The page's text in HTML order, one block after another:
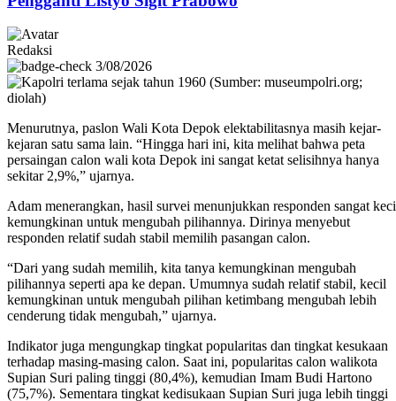
Redaksi
3/08/2026
Menurutnya, paslon Wali Kota Depok elektabilitasnya masih kejar-
kejaran satu sama lain. “Hingga hari ini, kita melihat bahwa peta
persaingan calon wali kota Depok ini sangat ketat selisihnya hanya
sekitar 2,9%,” ujarnya.
Adam menerangkan, hasil survei menunjukkan responden sangat
kemungkinan untuk mengubah pilihannya. Dirinya menyebut
responden relatif sudah stabil memilih pasangan calon.
“Dari yang sudah memilih, kita tanya kemungkinan mengubah
pilihannya seperti apa ke depan. Umumnya sudah relatif stabil, kecil
kemungkinan untuk mengubah pilihan ketimbang mengubah lebih
cenderung tidak mengubah,” ujarnya.
Indikator juga mengungkap tingkat popularitas dan tingkat kesukaan
terhadap masing-masing calon. Saat ini, popularitas calon walikota
Supian Suri paling tinggi (80,4%), kemudian Imam Budi Hartono
(75,7%). Sementara tingkat kedisukaan Supian Suri juga lebih tinggi